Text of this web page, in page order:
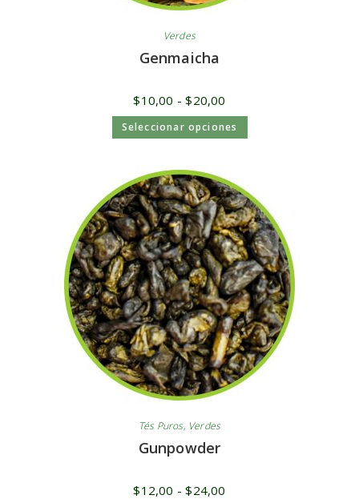
Verdes
Genmaicha
$10,00 - $20,00
Seleccionar opciones
Tés Puros, Verdes
Gunpowder
$12,00 - $24,00